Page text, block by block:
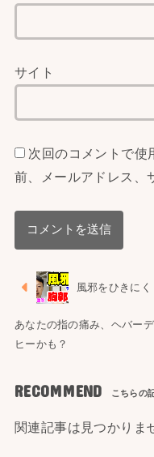
サイト
次回のコメントで使
前、メールアドレス、
風邪をひきに
あなたの指の痛み、ヘバー
ヒーかも？
RECOMMEND
関連記事は見つかりま